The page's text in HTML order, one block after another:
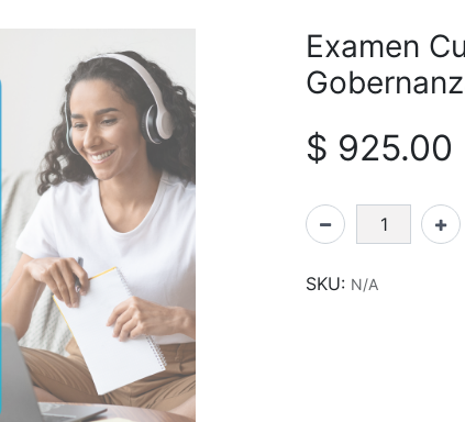
Examen
$ 925.00
SKU: N/A